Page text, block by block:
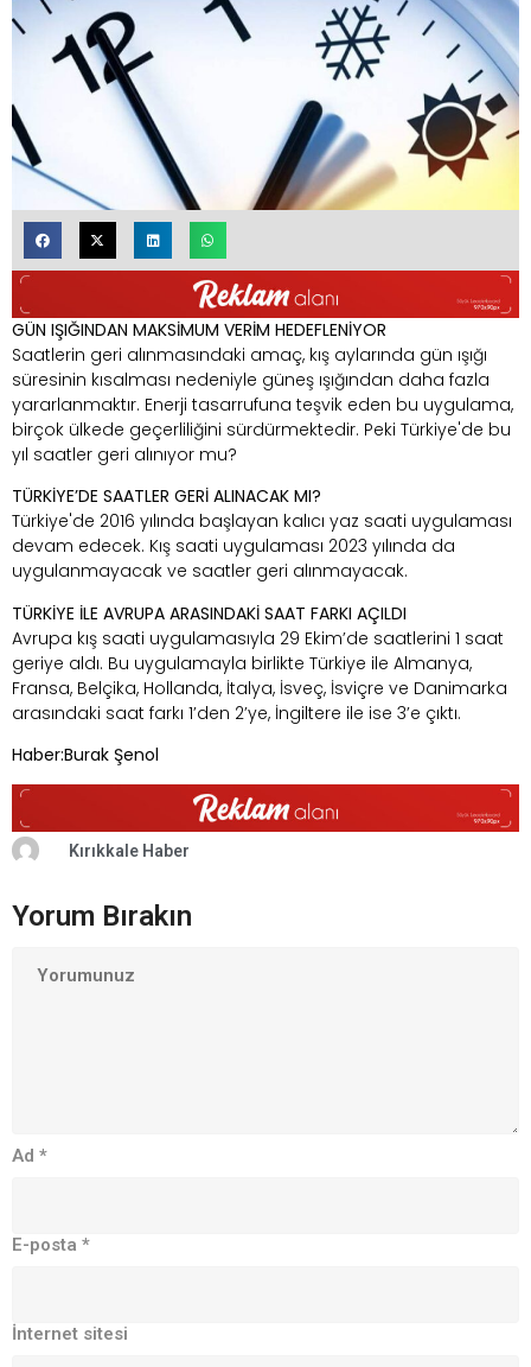
GÜN IŞIĞINDAN MAKSİMUM VERİM HEDEFLENİYOR
Saatlerin geri alınmasındaki amaç, kış aylarında gün ışığı
süresinin kısalması nedeniyle güneş ışığından daha fazla
yararlanmaktır. Enerji tasarrufuna teşvik eden bu uygulama,
birçok ülkede geçerliliğini sürdürmektedir. Peki Türkiye'de bu
yıl saatler geri alınıyor mu?
TÜRKİYE’DE SAATLER GERİ ALINACAK MI?
Türkiye'de 2016 yılında başlayan kalıcı yaz saati uygulaması
devam edecek. Kış saati uygulaması 2023 yılında da
uygulanmayacak ve saatler geri alınmayacak.
TÜRKİYE İLE AVRUPA ARASINDAKİ SAAT FARKI AÇILDI
Avrupa kış saati uygulamasıyla 29 Ekim’de saatlerini 1 saat
geriye aldı. Bu uygulamayla birlikte Türkiye ile Almanya,
Fransa, Belçika, Hollanda, İtalya, İsveç, İsviçre ve Danimarka
arasındaki saat farkı 1’den 2’ye, İngiltere ile ise 3’e çıktı.
Haber:Burak Şenol
Kırıkkale Haber
Yorum Bırakın
Ad *
E-posta *
İnternet sitesi